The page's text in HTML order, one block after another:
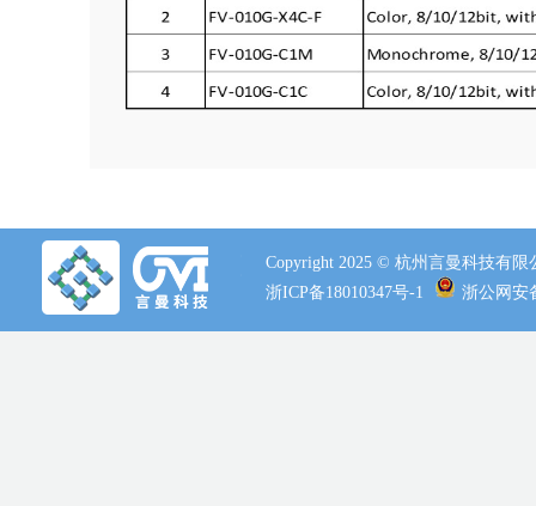
Copyright 2025 © 杭州言曼科技有
浙ICP备18010347号-1
浙公网安